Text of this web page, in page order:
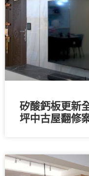
矽酸鈣板更新
坪中古屋翻修